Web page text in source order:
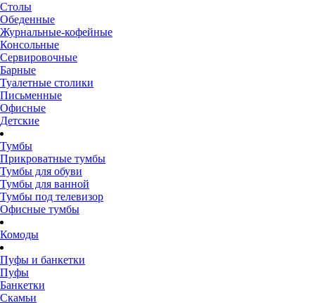
Столы
Обеденные
Журнальные-кофейные
Консольные
Сервировочные
Барные
Туалетные столики
Письменные
Офисные
Детские
Тумбы
Прикроватные тумбы
Тумбы для обуви
Тумбы для ванной
Тумбы под телевизор
Офисные тумбы
Комоды
Пуфы и банкетки
Пуфы
Банкетки
Скамьи